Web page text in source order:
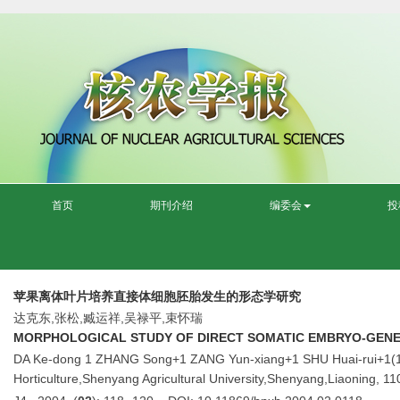
首页 期刊介绍 编委会
苹果离体叶片培养直接体细胞胚胎发生的形态学研究
达克东,张松,臧运祥,吴禄平,束怀瑞
MORPHOLOGICAL STUDY OF DIRECT SOMATIC EMBRYO-
DA Ke-dong 1 ZHANG Song+1 ZANG Yun-xiang+1 SHU Huai-
Horticulture,Shenyang Agricultural University,Shenyang,Liaoning,